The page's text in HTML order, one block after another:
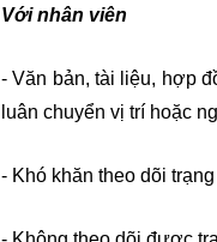
Với nhân viên
- Văn bản, tài liệu, hợp
luân chuyển vị trí hoặc
- Khó khăn theo dõi